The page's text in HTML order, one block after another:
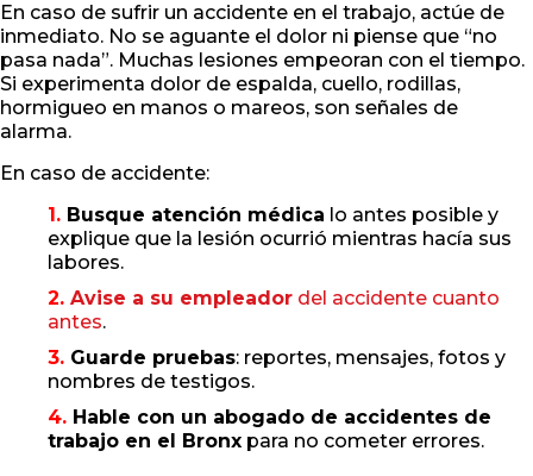
En caso de sufrir un accidente en el trabajo, actúe de
inmediato. No se aguante el dolor ni piense que “no
pasa nada”. Muchas lesiones empeoran con el tiempo.
Si experimenta dolor de espalda, cuello, rodillas,
hormigueo en manos o mareos, son señales de
alarma.
En caso de accidente:
Busque atención médica lo antes posible y
explique que la lesión ocurrió mientras hacía sus
labores.
Avise a su empleador del accidente cuanto
antes.
Guarde pruebas: reportes, mensajes, fotos y
nombres de testigos.
Hable con un abogado de accidentes de
trabajo en el Bronx para no cometer errores.